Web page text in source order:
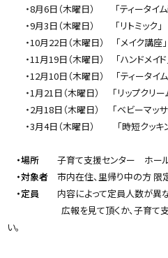
・8月6日（木曜日） 「ティータイムin
・9月3日（木曜日） 「リトミック」
・10月22日（木曜日） 「メイク講座」
・11月19日（木曜日） 「ハンドメイド
・12月10日（木曜日） 「ティータイム
・1月21日（木曜日） 「リップクリー
・2月18日（木曜日） 「ベビーマッサ
・3月4日（木曜日） 「時短クッキ
・場所 子育て支援センター ホー
・対象者 市内在住、里帰り中の方 限
・定員 内容によって定員人数が異な
広報を見て頂くか、子育て支援
い。